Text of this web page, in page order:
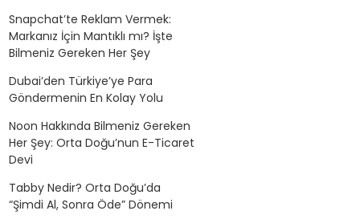
Snapchat’te Reklam Vermek:
Markanız İçin Mantıklı mı? İşte
Bilmeniz Gereken Her Şey
Dubai’den Türkiye’ye Para
Göndermenin En Kolay Yolu
Noon Hakkında Bilmeniz Gereken
Her Şey: Orta Doğu’nun E-Ticaret
Devi
Tabby Nedir? Orta Doğu’da
“Şimdi Al, Sonra Öde” Dönemi